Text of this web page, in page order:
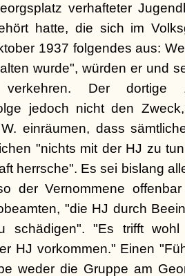
verhafteter
hatte, die sich im
1937 folgendes aus:
wurde", würden er und
Der dortige
jedoch nicht den
einräumen, dass
"nichts mit der HJ zu
herrsche". Es sei bislang
der Vernommene
"die HJ durch
schädigen". "Es trifft
HJ vorkommen." Einen
weder die Gruppe am